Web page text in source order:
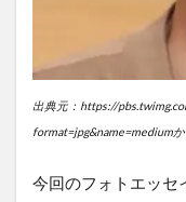
出典元：https://
format=jpg&name=medium
今回のフォトエッセ